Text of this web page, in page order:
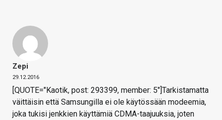
Zepi
29.12.2016
[QUOTE="Kaotik, post: 293399, member: 5"]Tarkistamatta
väittäisin että Samsungilla ei ole käytössään modeemia,
joka tukisi jenkkien käyttämiä CDMA-taajuuksia, joten